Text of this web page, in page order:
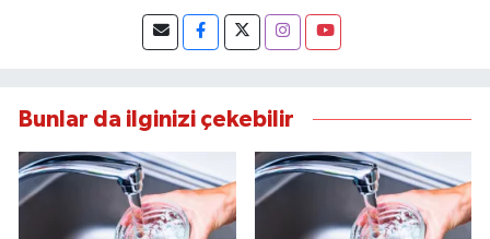
Bunlar da ilginizi çekebilir